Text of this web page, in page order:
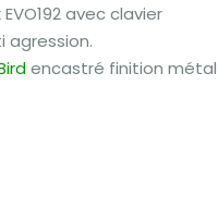
avec clavier
encastré finition métal